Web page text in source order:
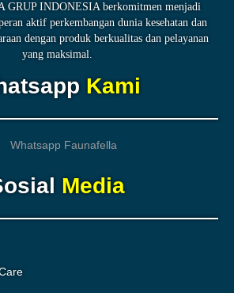
GRUP INDONESIA berkomitmen menjadi
aktif perkembangan dunia kesehatan dan
dengan produk berkualitas dan pelayanan
yang maksimal.
Kami
Media